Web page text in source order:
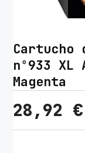
nº933
Magenta
28,92 €